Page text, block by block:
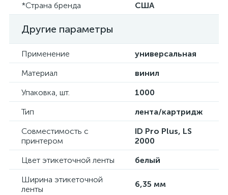
*Страна бренда
США
Другие параметры
Применение
универсальная
Материал
винил
Упаковка, шт.
1000
Тип
лента/картридж
Совместимость с
принтером
ID Pro Plus, LS
2000
Цвет этикеточной ленты
белый
Ширина этикеточной
ленты
6,35 мм